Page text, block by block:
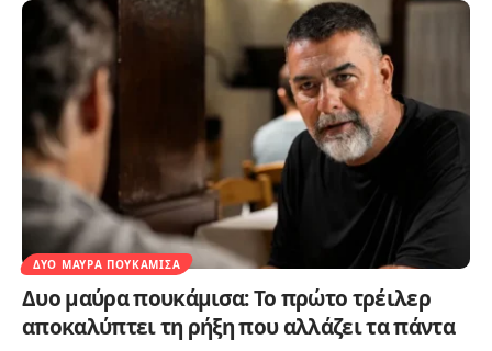
ΔΥΟ ΜΑΎΡΑ ΠΟΥΚΆΜΙΣΑ
Δυο μαύρα πουκάμισα: Το πρώτο τρέιλερ
αποκαλύπτει τη ρήξη που αλλάζει τα πάντα